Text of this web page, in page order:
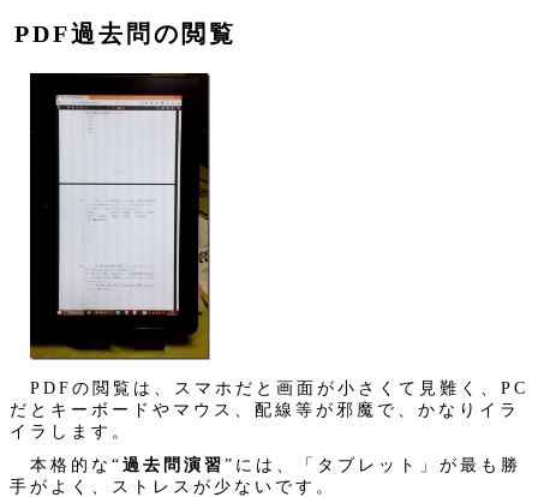
PDF過去問の閲覧
PDFの閲覧は、スマホだと画面が小さくて見難く、PC
だとキーボードやマウス、配線等が邪魔で、かなりイラ
イラします。
本格的な“過去問演習”には、「タブレット」が最も勝
手がよく、ストレスが少ないです。